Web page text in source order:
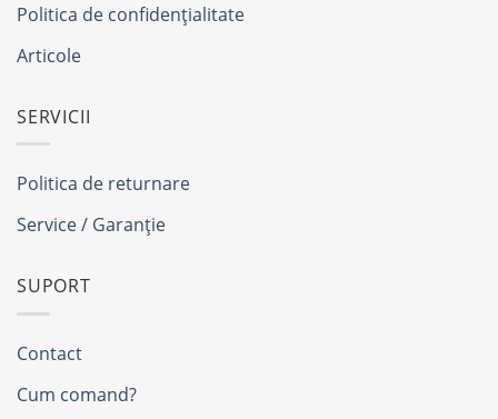
Politica de confidențialitate
Articole
SERVICII
Politica de returnare
Service / Garanție
SUPORT
Contact
Cum comand?